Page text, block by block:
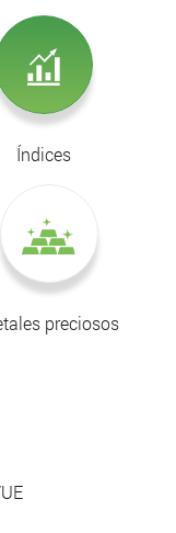
Índices
preciosos